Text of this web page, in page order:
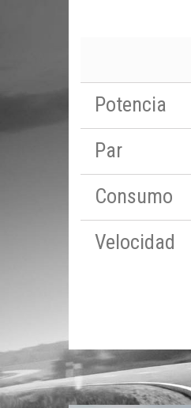
Potencia
Par
Consumo
Velocidad